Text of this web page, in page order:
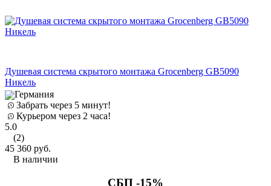
Душевая система скрытого монтажа Grocenberg GB5090
Никель
Германия
Забрать через 5 минут!
Курьером через 2 часа!
5.0
(2)
45 360 руб.
В наличии
СБП -15%